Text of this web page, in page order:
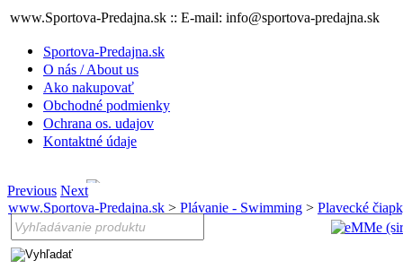
www.Sportova-Predajna.sk :: E-mail: info@sportova-predajna.sk
Sportova-Predajna.sk
O nás / About us
Ako nakupovať
Obchodné podmienky
Ochrana os. udajov
Kontaktné údaje
Previous Next
www.Sportova-Predajna.sk > Plávanie - Swimming > Plavecké